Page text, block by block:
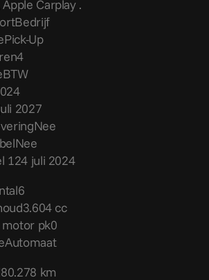
Carplay .
Bedrijf
Pick-Up
4
BTW
2027
Nee
Nee
124 juli 2024
6
3.604 cc
pk0
Automaat
80.278 km